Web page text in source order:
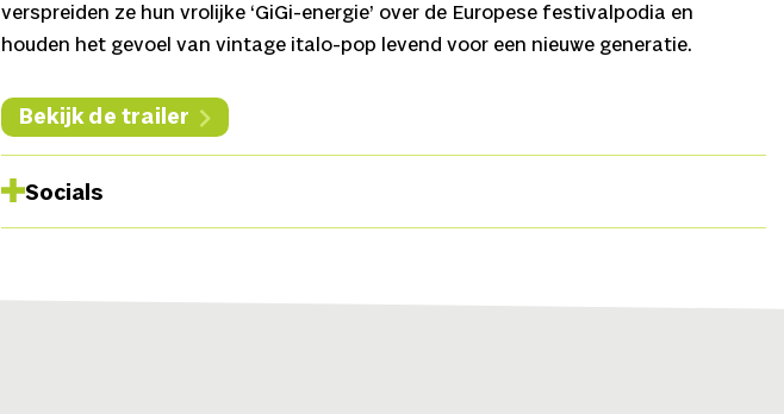
verspreiden ze hun vrolijke ‘GiGi-energie’ over de Europese festivalpodia en
houden het gevoel van vintage italo-pop levend voor een nieuwe generatie.
Bekijk de trailer
Socials